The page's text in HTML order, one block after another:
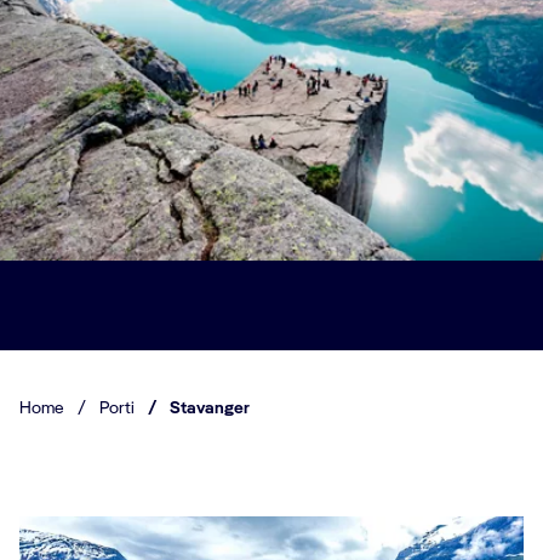
Home / Porti / Stavanger